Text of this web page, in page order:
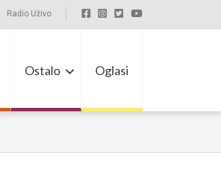
Radio Uživo
Ostalo Oglasi